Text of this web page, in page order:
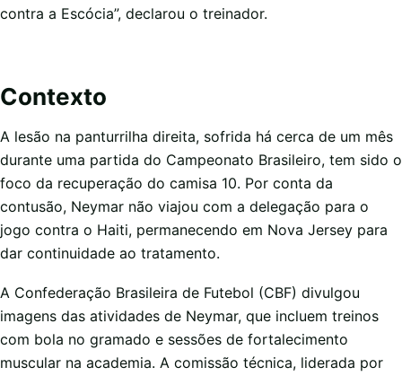
contra a Escócia”, declarou o treinador.
Contexto
A lesão na panturrilha direita, sofrida há cerca de um mês
durante uma partida do Campeonato Brasileiro, tem sido o
foco da recuperação do camisa 10. Por conta da
contusão, Neymar não viajou com a delegação para o
jogo contra o Haiti, permanecendo em Nova Jersey para
dar continuidade ao tratamento.
A Confederação Brasileira de Futebol (CBF) divulgou
imagens das atividades de Neymar, que incluem treinos
com bola no gramado e sessões de fortalecimento
muscular na academia. A comissão técnica, liderada por